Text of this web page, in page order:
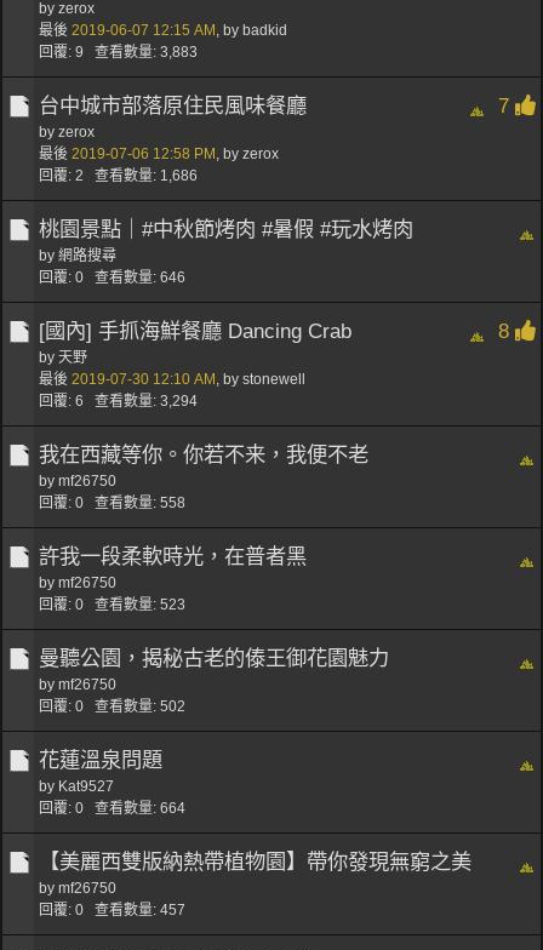
by zerox
最後 2019-06-07 12:15 AM , by badkid
回覆: 9 查看數量: 3,883
7
台中城市部落原住民風味餐廳
by zerox
最後 2019-07-06 12:58 PM , by zerox
回覆: 2 查看數量: 1,686
桃園景點｜#中秋節烤肉 #暑假 #玩水烤肉
by 網路搜尋
回覆: 0 查看數量: 646
8
[國內] 手抓海鮮餐廳 Dancing Crab
by 天野
最後 2019-07-30 12:10 AM , by stonewell
回覆: 6 查看數量: 3,294
我在西藏等你。你若不来，我便不老
by mf26750
回覆: 0 查看數量: 558
許我一段柔軟時光，在普者黑
by mf26750
回覆: 0 查看數量: 523
曼聽公園，揭秘古老的傣王御花園魅力
by mf26750
回覆: 0 查看數量: 502
花蓮溫泉問題
by Kat9527
回覆: 0 查看數量: 664
【美麗西雙版納熱帶植物園】帶你發現無窮之美
by mf26750
回覆: 0 查看數量: 457